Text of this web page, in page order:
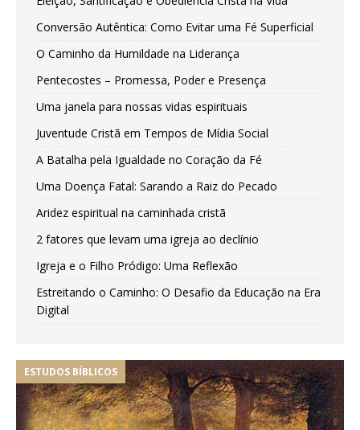
Conversão Autêntica: Como Evitar uma Fé Superficial
O Caminho da Humildade na Liderança
Pentecostes – Promessa, Poder e Presença
Uma janela para nossas vidas espirituais
Juventude Cristã em Tempos de Mídia Social
A Batalha pela Igualdade no Coração da Fé
Uma Doença Fatal: Sarando a Raiz do Pecado
Aridez espiritual na caminhada cristã
2 fatores que levam uma igreja ao declínio
Igreja e o Filho Pródigo: Uma Reflexão
Estreitando o Caminho: O Desafio da Educação na Era
Digital
ESTUDOS BÍBLICOS